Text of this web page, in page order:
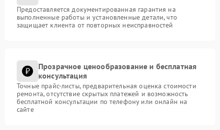
Предоставляется документированная гарантия на
выполненные работы и установленные детали, что
защищает клиента от повторных неисправностей
Прозрачное ценообразование и бесплатная
консультация
Точные прайс-листы, предварительная оценка стоимости
ремонта, отсутствие скрытых платежей и возможность
бесплатной консультации по телефону или онлайн на
сайте